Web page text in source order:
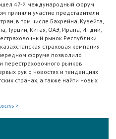
47-й международный форум
приняли участие представители
в том числе Бахрейна, Кувейта,
Турции, Китая, ОАЭ, Ирана, Индии,
рынок Республики
страховая компания
форуме позволило
перестраховочного рынков
рук о новостях и тенденциях
странах, а также найти новых
>